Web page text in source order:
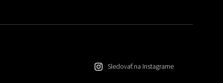
Sledovať na Instagrame